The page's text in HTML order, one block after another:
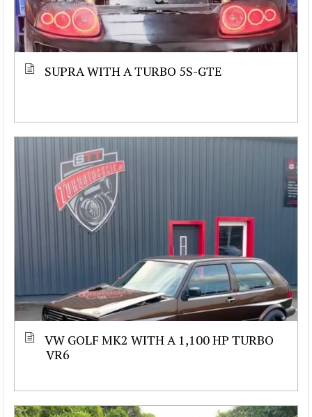
SUPRA WITH A TURBO 5S-GTE
VW GOLF MK2 WITH A 1,100 HP TURBO
VR6